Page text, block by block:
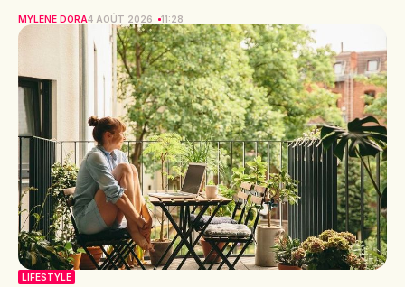
MYLÈNE DORA4 AOÛT 2026 11:28
LIFESTYLE